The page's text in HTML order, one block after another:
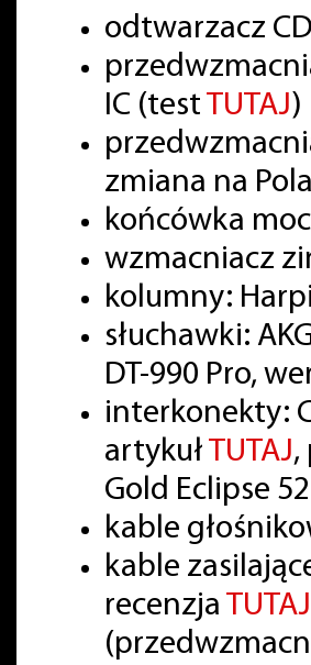
odtwarzacz
IC (test
TUTAJ)
zmiana na
końcówka
wzmacniacz
kolumny:
słuchawki:
DT-990 Pro,
interkonekty:
artykuł
TUTAJ,
Gold Eclipse
kable
kable
recenzja
TUTAJ